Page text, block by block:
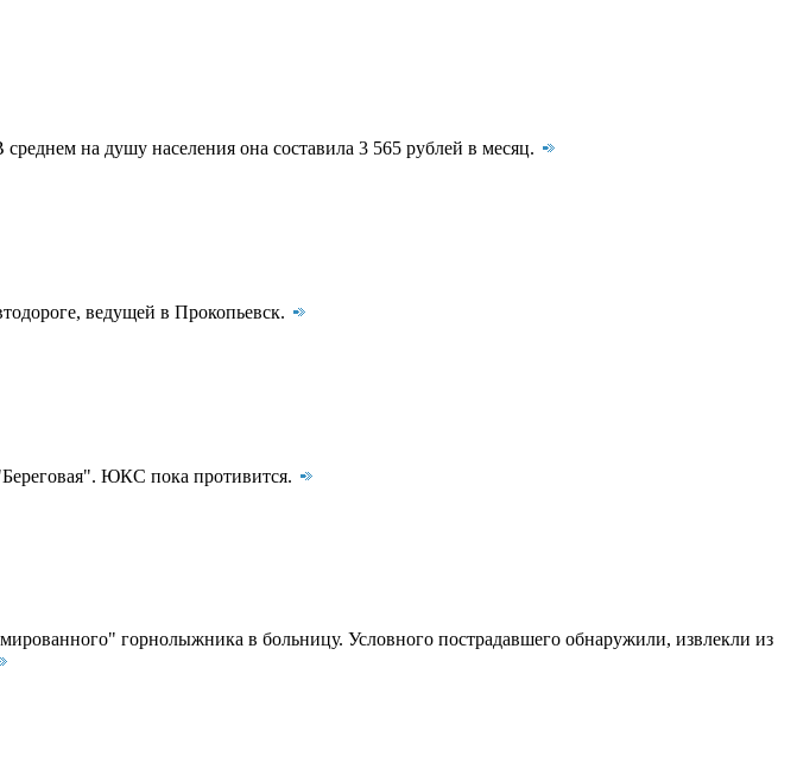
на душу населения она составила 3 565 рублей в месяц.
ведущей в Прокопьевск.
ЮКС пока противится.
горнолыжника в больницу. Условного пострадавшего обнаружили, извлекли из